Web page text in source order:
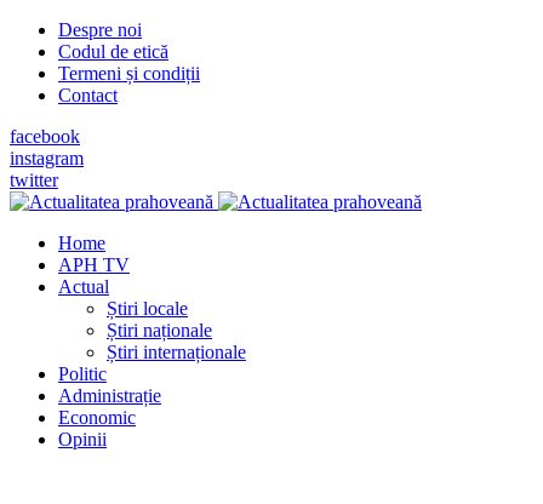
Despre noi
Codul de etică
Termeni și condiții
Contact
facebook
instagram
twitter
Home
APH TV
Actual
Știri locale
Știri naționale
Știri internaționale
Politic
Administrație
Economic
Opinii